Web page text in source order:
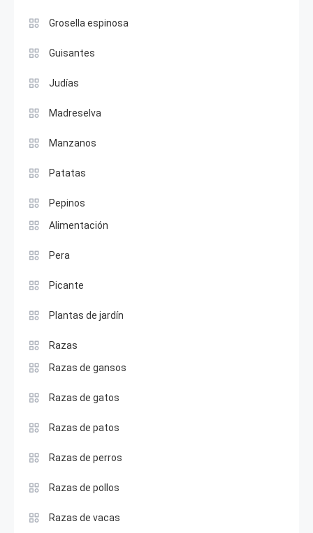
Grosella espinosa
Guisantes
Judías
Madreselva
Manzanos
Patatas
Pepinos
Alimentación
Pera
Picante
Plantas de jardín
Razas
Razas de gansos
Razas de gatos
Razas de patos
Razas de perros
Razas de pollos
Razas de vacas